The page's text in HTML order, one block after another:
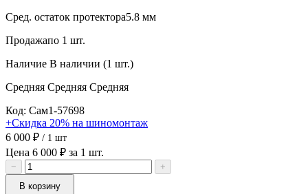
Сред. остаток протектора5.8 мм
Продажапо 1 шт.
Наличие В наличии (1 шт.)
Средняя Средняя Средняя
Код: Сам1-57698
+Скидка 20% на шиномонтаж
6 000 ₽ / 1 шт
Цена 6 000 ₽ за 1 шт.
−
+
В корзину